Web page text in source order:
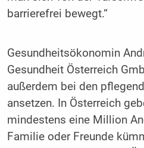
barrierefrei bewegt.“
Gesundheitsökonomin
Gesundheit Österreich
außerdem bei den
ansetzen. In Österreich
mindestens eine Million
Familie oder Freunde